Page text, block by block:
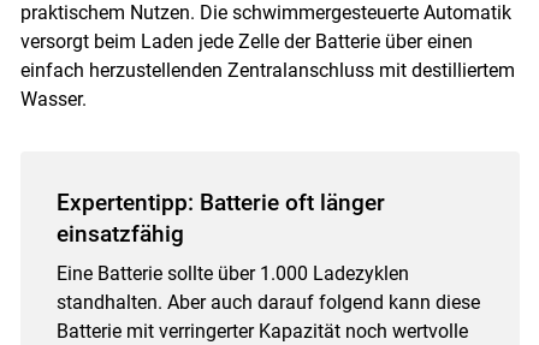
praktischem Nutzen. Die schwimmergesteuerte Automatik
versorgt beim Laden jede Zelle der Batterie über einen
einfach herzustellenden Zentralanschluss mit destilliertem
Wasser.
Expertentipp: Batterie oft länger
einsatzfähig
Eine Batterie sollte über 1.000 Ladezyklen
standhalten. Aber auch darauf folgend kann diese
Batterie mit verringerter Kapazität noch wertvolle